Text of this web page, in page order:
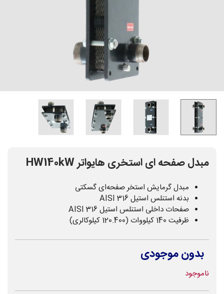
مبدل صفحه ای استخری هایواتر HW140kW
مبدل گرمایش استخر صفحه‌ای گسکتی
بدنه استنلس استیل AISI 316
صفحات داخلی استنلس استیل AISI 316
ظرفیت 140 کیلووات (120.400 کیلوکالری)
بدون موجودی
ناموجود